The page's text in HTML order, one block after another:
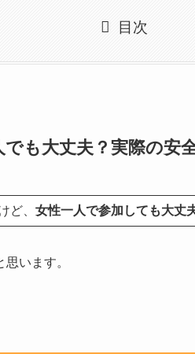
目次
も大丈夫？実際の安
ど、 女性一人で参加しても大丈
います。